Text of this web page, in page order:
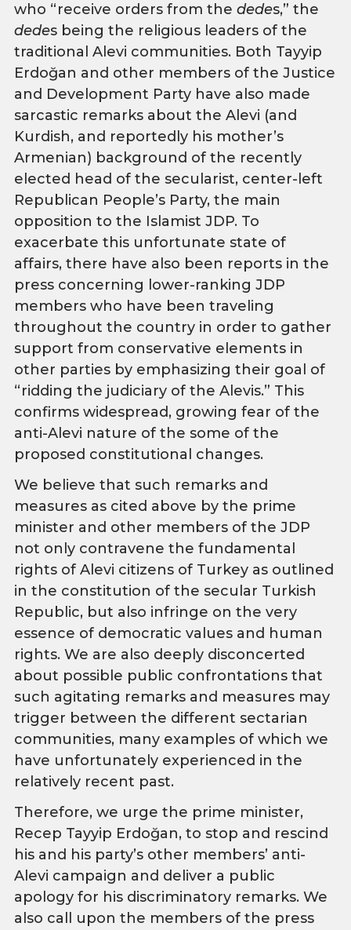
who “receive orders from the dedes,” the
dedes being the religious leaders of the
traditional Alevi communities. Both Tayyip
Erdoğan and other members of the Justice
and Development Party have also made
sarcastic remarks about the Alevi (and
Kurdish, and reportedly his mother’s
Armenian) background of the recently
elected head of the secularist, center-left
Republican People’s Party, the main
opposition to the Islamist JDP. To
exacerbate this unfortunate state of
affairs, there have also been reports in the
press concerning lower-ranking JDP
members who have been traveling
throughout the country in order to gather
support from conservative elements in
other parties by emphasizing their goal of
“ridding the judiciary of the Alevis.” This
confirms widespread, growing fear of the
anti-Alevi nature of the some of the
proposed constitutional changes.
We believe that such remarks and
measures as cited above by the prime
minister and other members of the JDP
not only contravene the fundamental
rights of Alevi citizens of Turkey as outlined
in the constitution of the secular Turkish
Republic, but also infringe on the very
essence of democratic values and human
rights. We are also deeply disconcerted
about possible public confrontations that
such agitating remarks and measures may
trigger between the different sectarian
communities, many examples of which we
have unfortunately experienced in the
relatively recent past.
Therefore, we urge the prime minister,
Recep Tayyip Erdoğan, to stop and rescind
his and his party’s other members’ anti-
Alevi campaign and deliver a public
apology for his discriminatory remarks. We
also call upon the members of the press